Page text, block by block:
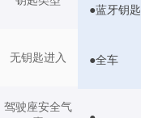
无钥匙进入
驾驶座安全气
●蓝牙钥匙
●全车